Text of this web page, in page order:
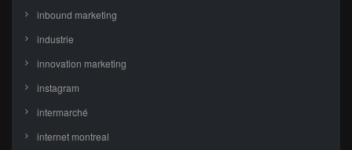
inbound marketing
industrie
innovation marketing
instagram
intermarché
internet montreal